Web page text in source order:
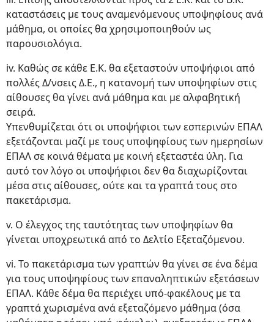
καταστάσεις με τους αναμενόμενους υποψηφίους ανά
μάθημα, οι οποίες θα χρησιμοποιηθούν ως
παρουσιολόγια.
iv. Καθώς σε κάθε Ε.Κ. θα εξεταστούν υποψήφιοι από
πολλές Δ/νσεις Δ.Ε., η κατανομή των υποψηφίων στις
αίθουσες θα γίνει ανά μάθημα και με αλφαβητική
σειρά.
Υπενθυμίζεται ότι οι υποψήφιοι των εσπερινών ΕΠΑΛ
εξετάζονται μαζί με τους υποψηφίους των ημερησίων
ΕΠΑΛ σε κοινά θέματα με κοινή εξεταστέα ύλη. Για
αυτό τον λόγο οι υποψήφιοι δεν θα διαχωρίζονται
μέσα στις αίθουσες, ούτε και τα γραπτά τους στο
πακετάρισμα.
v. Ο έλεγχος της ταυτότητας των υποψηφίων θα
γίνεται υποχρεωτικά από το Δελτίο Εξεταζόμενου.
vi. Το πακετάρισμα των γραπτών θα γίνει σε ένα δέμα
για τους υποψηφίους των επαναληπτικών εξετάσεων
ΕΠΑΛ. Κάθε δέμα θα περιέχει υπό-φακέλους με τα
γραπτά χωρισμένα ανά εξεταζόμενο μάθημα (όσα